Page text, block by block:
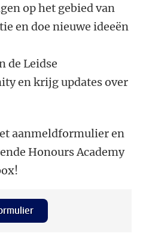
op het gebied van
en doe nieuwe ideeën
de Leidse
en krijg updates over
aanmeldformulier en
Honours Academy